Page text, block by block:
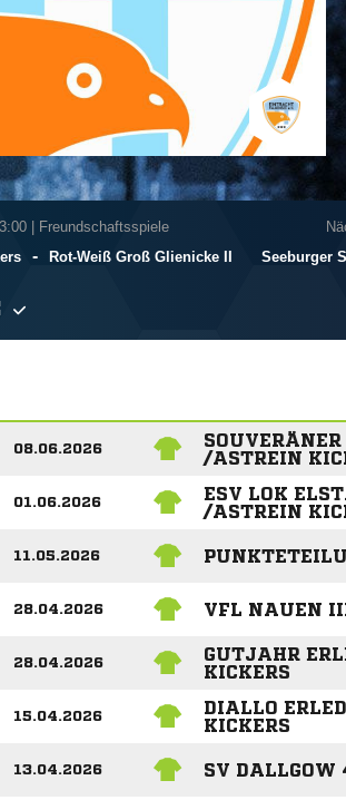
| Freundschaftsspiele
- Rot-Weiß Groß Glienicke II
Seeburger
08.06.2026
/ASTREIN
01.06.2026
ESV LOK
/ASTREIN
11.05.2026
28.04.2026 VFL NAUEN
28.04.2026
GUTJAHR
KICKERS
15.04.2026
DIALLO
KICKERS
13.04.2026 SV